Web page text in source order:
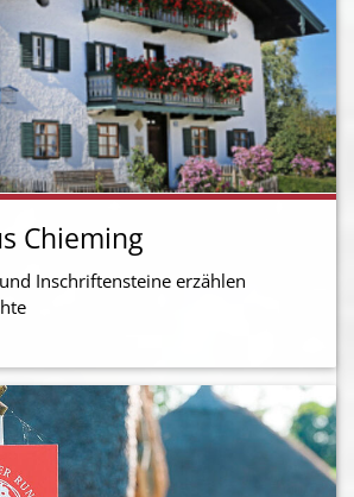
Chieming
Inschriftensteine erzählen